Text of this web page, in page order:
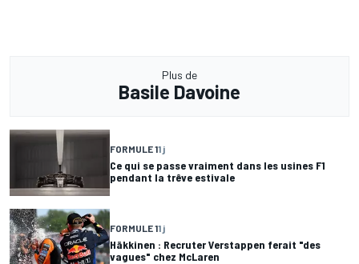
Plus de
Basile Davoine
FORMULE 11 j
Ce qui se passe vraiment dans les usines F1
pendant la trêve estivale
FORMULE 11 j
Häkkinen : Recruter Verstappen ferait "des
vagues" chez McLaren